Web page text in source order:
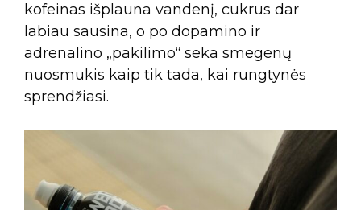
kofeinas išplauna vandenį, cukrus dar
labiau sausina, o po dopamino ir
adrenalino „pakilimo“ seka smegenų
nuosmukis kaip tik tada, kai rungtynės
sprendžiasi.